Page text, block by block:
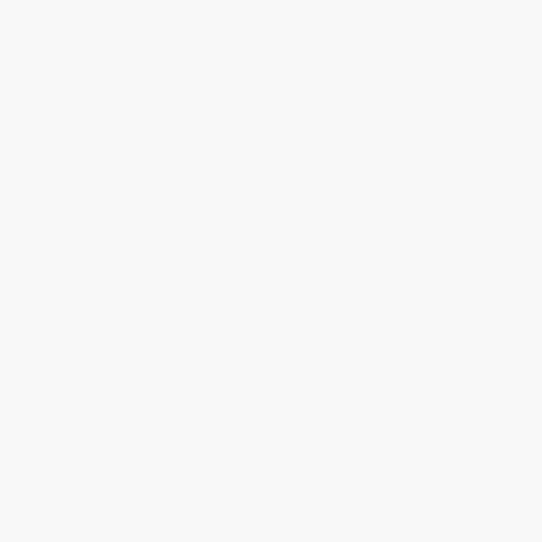
Öffnungszeiten und Informationen zu
erfolgt sind.
Raum werden aufgegriffen.